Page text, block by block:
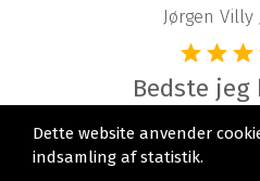
Jørgen Villy
Bedste
Der er super god
medarbejdere, som
Dette website anvender
indsamling af statistik.